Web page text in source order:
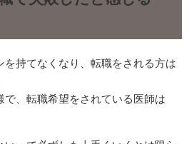
を持てなくなり、転職をされる方は
で、転職希望をされている医師は